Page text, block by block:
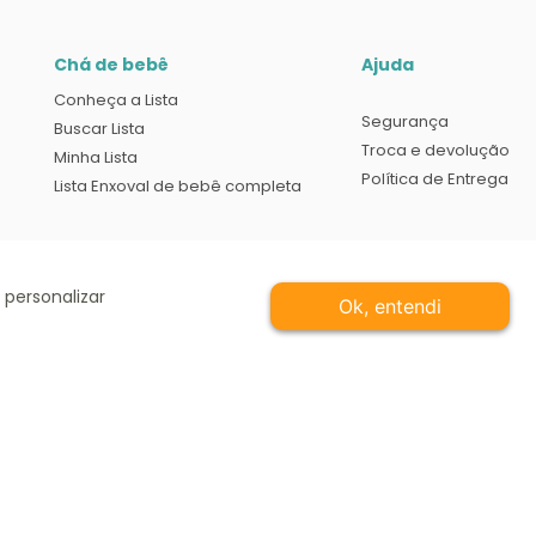
Ok, entendi
Chá de bebê
Conheça a Lista
Buscar Lista
Minha Lista
Lista Enxoval de bebê completa
Ajuda
Segurança
Troca e devolução
Política de Entrega